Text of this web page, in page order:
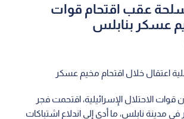
عقب اقتحام قوات
عسكر بنابلس
اعتقال خلال اقتحام مخيم عسكر
قوات الاحتلال الإسرائيلية، اقتحمت فجر
مدينة نابلس، ما أدى إلى اندلاع اشتباكات